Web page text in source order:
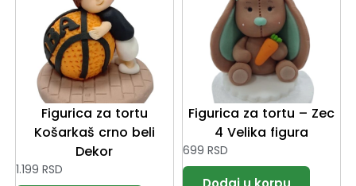
Figurica za tortu
Košarkaš crno beli
Dekor
1.199 RSD
Figurica za tortu – Zec
4 Velika figura
699 RSD